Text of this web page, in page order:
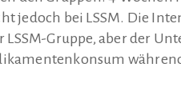
jedoch bei LSSM. Die
Gruppe, aber der